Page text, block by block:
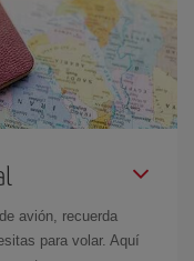
avión, recuerda
para volar. Aquí